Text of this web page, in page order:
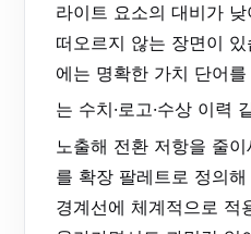
라이트 요소의 대비가
떠오르지 않는 장면이
에는 명확한 가치 단어
는 수치·로고·수상 이력
노출해 전환 저항을 줄
를 확장 팔레트로 정의
경계선에 체계적으로 적